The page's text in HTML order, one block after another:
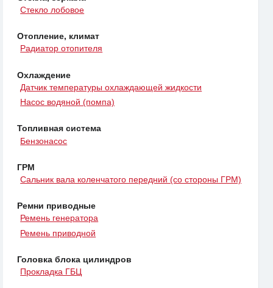
Стекло лобовое
Отопление, климат
Радиатор отопителя
Охлаждение
Датчик температуры охлаждающей жидкости
Насос водяной (помпа)
Топливная система
Бензонасос
ГРМ
Сальник вала коленчатого передний (со стороны ГРМ)
Ремни приводные
Ремень генератора
Ремень приводной
Головка блока цилиндров
Прокладка ГБЦ